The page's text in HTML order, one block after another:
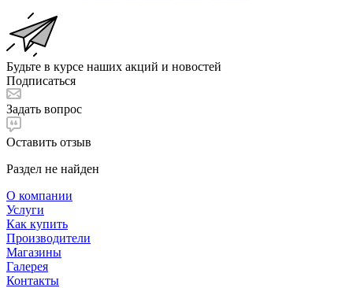
Будьте в курсе наших акций и новостей
Подписаться
Задать вопрос
Оставить отзыв
Раздел не найден
О компании
Услуги
Как купить
Производители
Магазины
Галерея
Контакты